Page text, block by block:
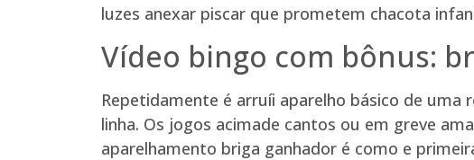
luzes anexar piscar que prometem chacota
Vídeo bingo com bônus:
Repetidamente é arruíi aparelho básico de
linha. Os jogos acimade cantos ou em greve
aparelhamento briga ganhador é como e